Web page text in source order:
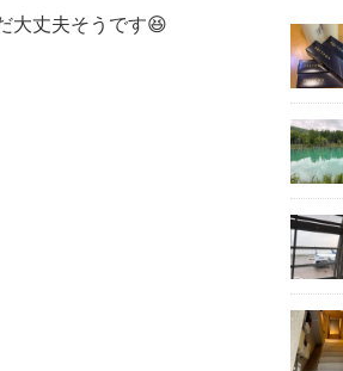
大丈夫そうです😆